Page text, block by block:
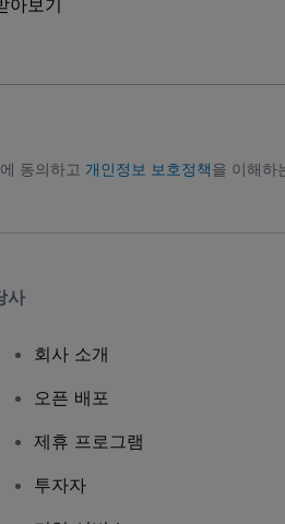
아보기
에 동의하고 개인정보 보호정책을 이해하
사
회사 소개
오픈 배포
제휴 프로그램
투자자